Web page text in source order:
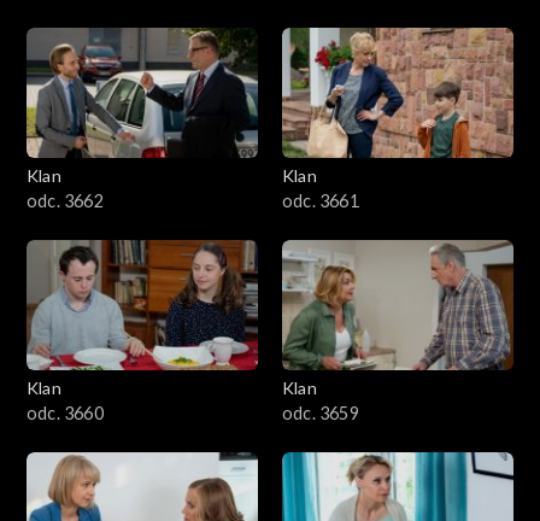
Klan
odc. 3662
Klan
odc. 3661
Klan
odc. 3660
Klan
odc. 3659